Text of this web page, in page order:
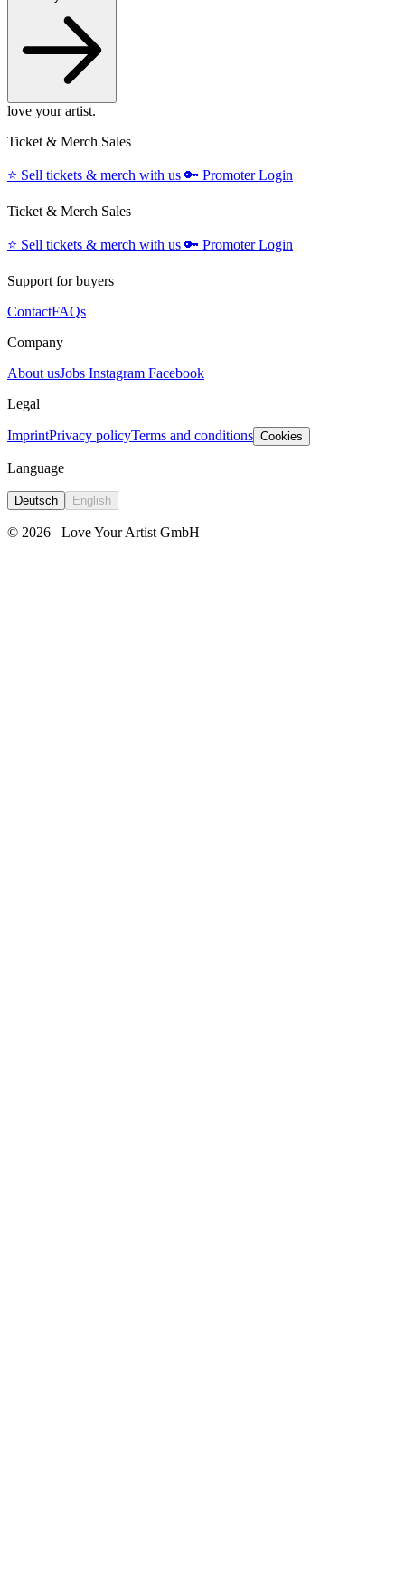
love your artist.
Ticket & Merch Sales
⭐️ Sell tickets & merch with us 🔑 Promoter Login
Ticket & Merch Sales
⭐️ Sell tickets & merch with us 🔑 Promoter Login
Support for buyers
ContactFAQs
Company
About usJobs Instagram Facebook
Legal
ImprintPrivacy policyTerms and conditions Cookies
Language
Deutsch English
© 2026 Love Your Artist GmbH